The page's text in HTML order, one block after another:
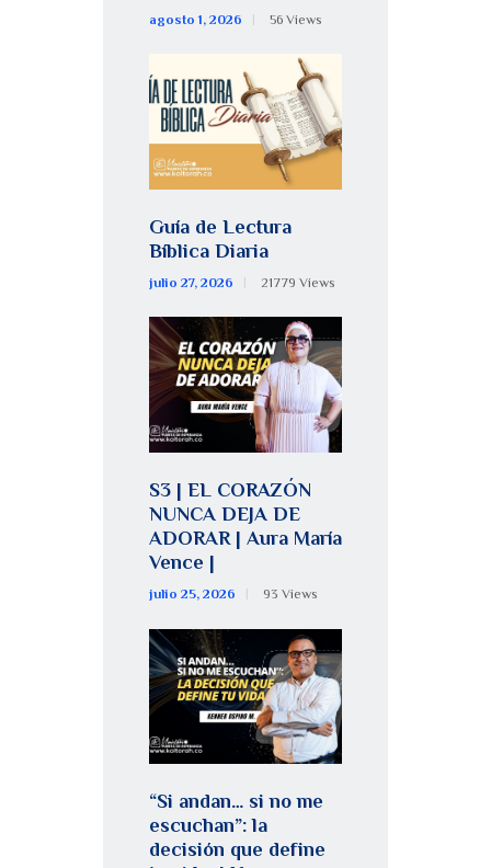
agosto 1, 2026 56 Views
Guía de Lectura
Bíblica Diaria
julio 27, 2026 21779 Views
S3 | EL CORAZÓN
NUNCA DEJA DE
ADORAR | Aura María
Vence |
julio 25, 2026 93 Views
“Si andan… si no me
escuchan”: la
decisión que define